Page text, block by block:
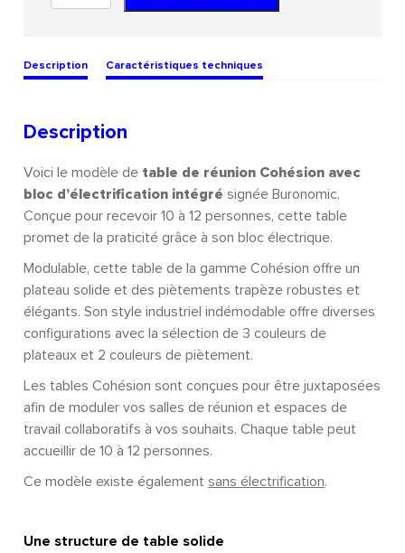
Description Caractéristiques techniques
Description
Voici le modèle de table de réunion Cohésion avec
bloc d’électrification intégrésignée Buronomic.
Conçue pour recevoir 10 à 12 personnes, cette table
promet de la praticité grâce à son bloc électrique.
Modulable, cette table de la gamme Cohésion offre un
plateau solide et des piètements trapèze robustes et
élégants. Son style industriel indémodable offre diverses
configurations avec la sélection de 3 couleurs de
plateaux et 2 couleurs de piètement.
Les tables Cohésion sont conçues pour être juxtaposées
afin de moduler vos salles de réunion et espaces de
travail collaboratifs à vos souhaits. Chaque table peut
accueillir de 10 à 12 personnes.
Ce modèle existe égalementsans électrification.
Une structure de table solide